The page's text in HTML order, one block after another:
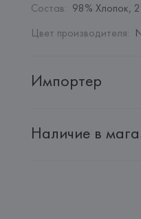
Состав: 98% Хлопок,
Цвет производителя:
Импортер
Адрес: Республика
Наличие в